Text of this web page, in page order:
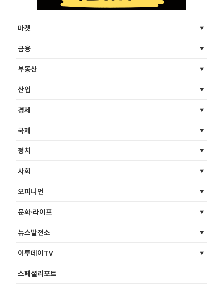
마켓
금융
부동산
산업
경제
국제
정치
사회
오피니언
문화·라이프
뉴스발전소
이투데이TV
스페셜리포트